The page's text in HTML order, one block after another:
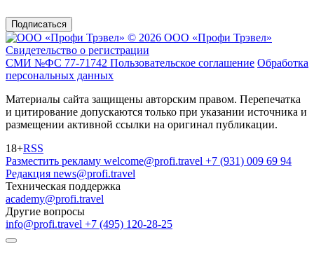
Подписаться
© 2026 ООО «Профи Трэвeл»
Свидетельство о регистрации
СМИ №ФС 77-71742 Пользовательское соглашение Обработка
персональных данных
Материалы сайта защищены авторским правом. Перепечатка
и цитирование допускаются только при указании источника и
размещении активной ссылки на оригинал публикации.
18+RSS
Разместить рекламу welcome@profi.travel +7 (931) 009 69 94
Редакция news@profi.travel
Техническая поддержка
academy@profi.travel
Другие вопросы
info@profi.travel +7 (495) 120-28-25